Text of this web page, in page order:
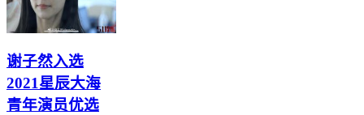
谢子然入选
2021星辰大海
青年演员优选